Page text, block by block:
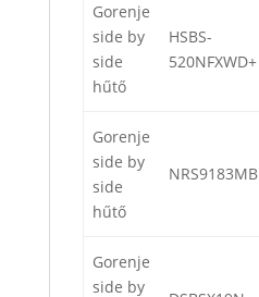
Gorenje
side by
side
hűtő
HSBS-
520NFXWD+
Gorenje
side by
side
hűtő
NRS9183MB
Gorenje
side by